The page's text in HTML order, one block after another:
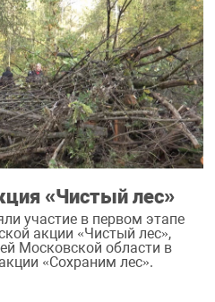
«Чистый лес»
участие в первом этапе
акции «Чистый лес»,
Московской области в
«Сохраним лес».